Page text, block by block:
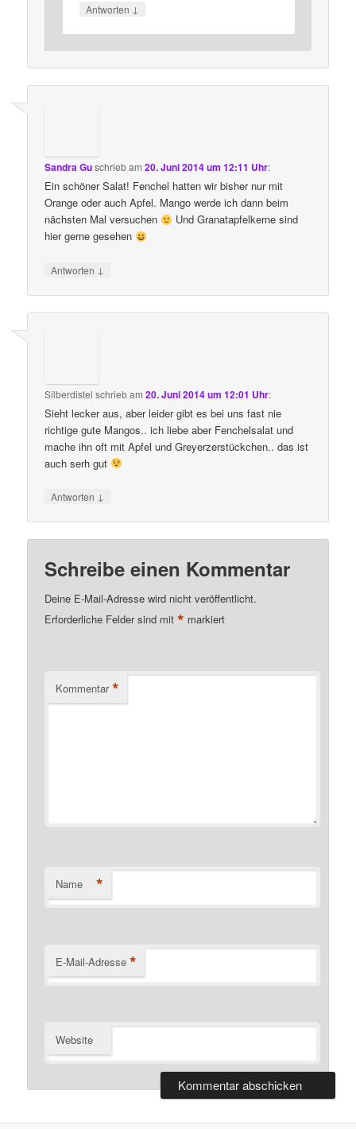
Antworten ↓
Sandra Guschriebam20. Juni 2014 um 12:11 Uhr:
Ein schöner Salat! Fenchel hatten wir bisher nur mit
Orange oder auch Apfel. Mango werde ich dann beim
nächsten Mal versuchen
Und Granatapfelkerne sind
hier gerne gesehen
Antworten ↓
Silberdistel schriebam20. Juni 2014 um 12:01 Uhr:
Sieht lecker aus, aber leider gibt es bei uns fast nie
richtige gute Mangos.. ich liebe aber Fenchelsalat und
mache ihn oft mit Apfel und Greyerzerstückchen.. das ist
auch serh gut
Antworten ↓
Schreibe einen Kommentar
Deine E-Mail-Adresse wird nicht veröffentlicht.
Erforderliche Felder sind mit* markiert
Kommentar *
Name *
E-Mail-Adresse *
Website